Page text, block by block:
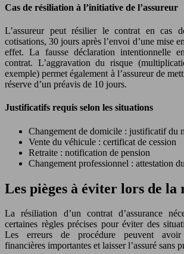
Cas de résiliation à l’initiative de l’assureur
L’assureur peut résilier le contrat en cas
cotisations, 30 jours après l’envoi d’une mise
effet. La fausse déclaration intentionnelle
contrat. L’aggravation du risque
exemple) permet également à l’assureur de
réserve d’un préavis de 10 jours.
Justificatifs requis selon les situations
Changement de domicile : justificatif du
Vente du véhicule : certificat de cession
Retraite : notification de pension
Changement professionnel : attestation
Les pièges à éviter lors de la
La résiliation d’un contrat d’assurance
certaines règles précises pour éviter des
Les erreurs de procédure peuvent avoir
financières importantes et laisser l’assuré sans